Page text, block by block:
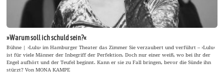
»Warum soll ich schuld sein?«
Bühne | ›Lulu‹ im Hamburger Theater das Zimmer Sie verzaubert und verführt – ›Lulu‹
ist für viele Männer der Inbegriff der Perfektion. Doch nur einer weiß, wo bei ihr der
Engel aufhört und der Teufel beginnt. Kann er sie zu Fall bringen, bevor die Sünde ihn
stürzt? Von MONA KAMPE